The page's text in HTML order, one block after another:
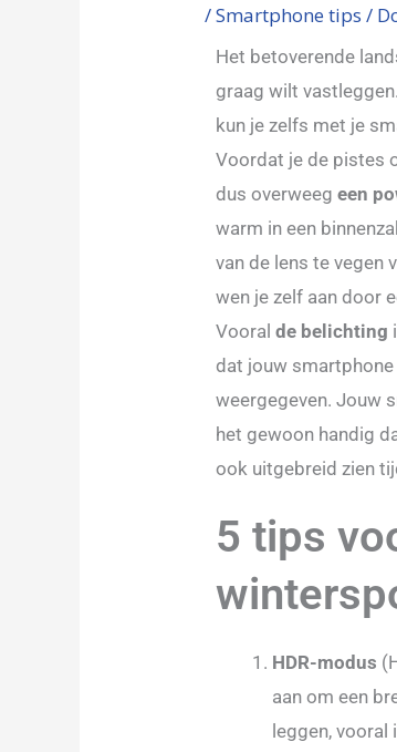
/Smartphone tips /
Het betoverende
graag wilt
kun je zelfs met je
Voordat je de pistes
dus overweegeen
warm in een
van de lens te vegen
wen je zelf aan door
Vooralde belichting
dat jouw
weergegeven. Jouw
het gewoon handig
ook uitgebreid zien
5 tips
HDR-modus
aan om een
leggen,